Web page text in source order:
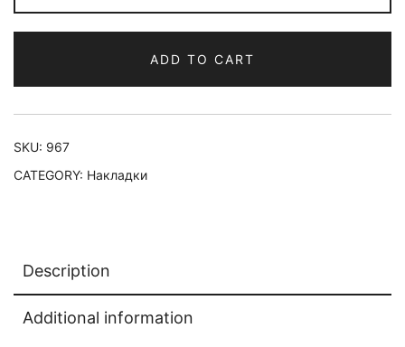
ADD TO CART
SKU: 967
CATEGORY: Накладки
Description
Additional information